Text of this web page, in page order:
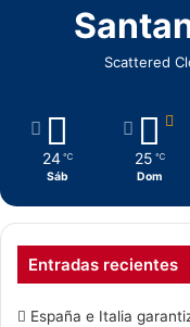
Scattered
24 ℃
Sáb
25 ℃
Dom
Entradas recientes
España e Italia